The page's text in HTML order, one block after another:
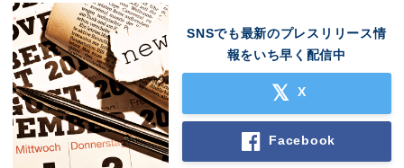
SNSでも最新のプレスリリース情
報をいち早く配信中
X
Facebook